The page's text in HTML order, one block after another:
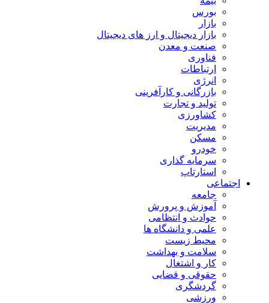
بورس
بازار
بازار دیجیتال و ارز های دیجیتال
صنعت و معدن
فناوری
ارتباطات
انرژی
بازرگانی و کارآفرینی
تولید و تجارت
کشاورزی
مدیریت
مسکن
خودرو
سرمایه گذاری
استارتاپ
اجتماعی
جامعه
آموزش و پرورش
حوادث و انتظامی
علمی و دانشگاه ها
محیط زیست
سلامت و بهداشت
کار و اشتغال
حقوقی و قضایی
گردشگری
ورزشی